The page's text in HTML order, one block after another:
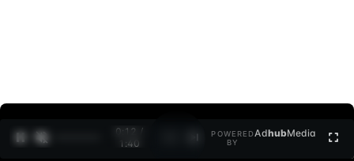
0:13 /
1:40
POWERED
BY
AdhubMedia